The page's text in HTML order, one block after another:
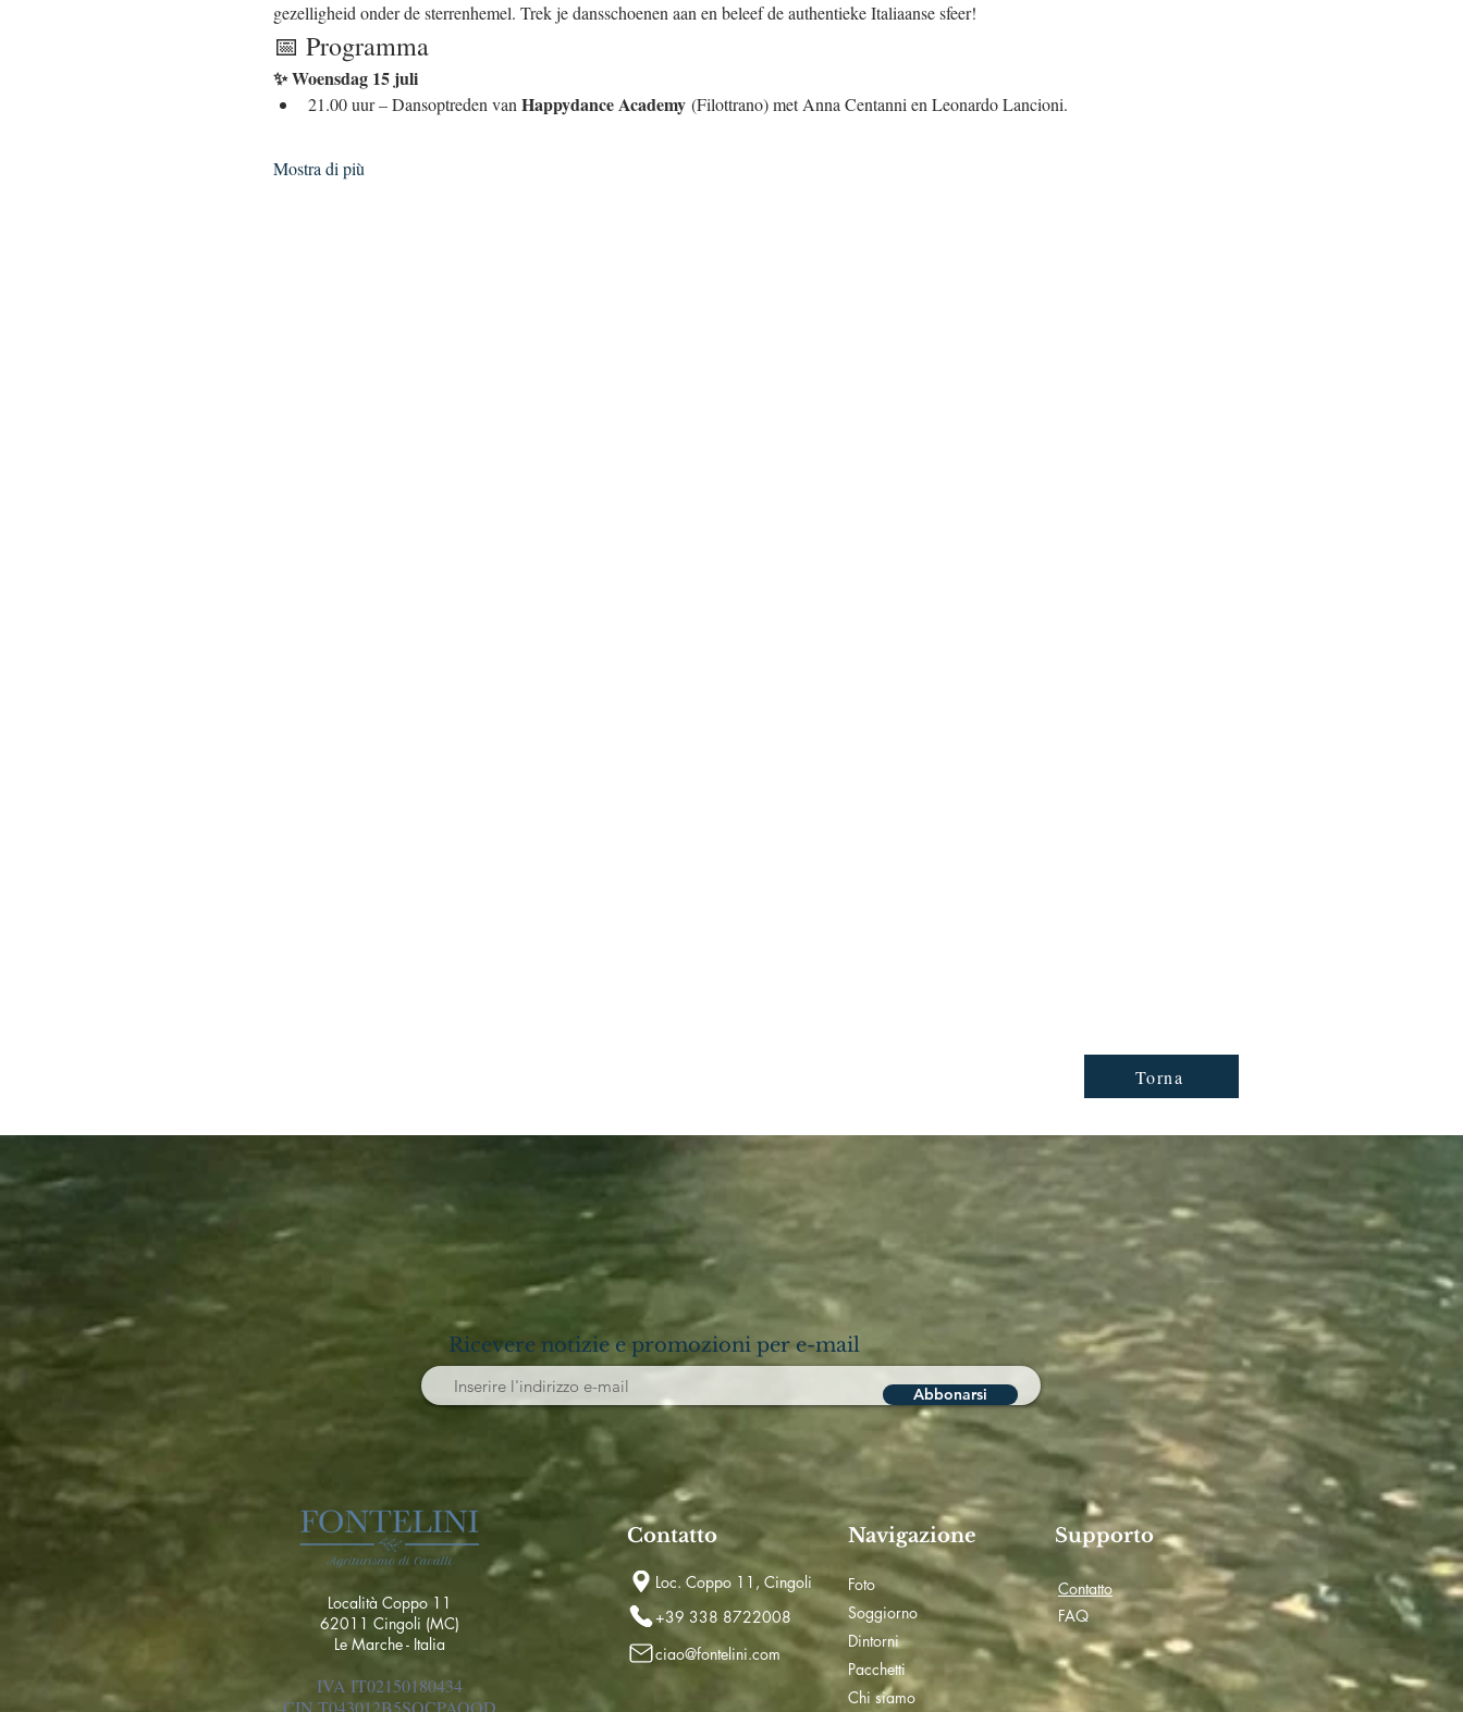
gezelligheid onder de sterrenhemel. Trek je dansschoenen aan en beleef de authentieke Italiaanse sfeer!
📅 Programma
✨ Woensdag 15 juli
21.00 uur – Dansoptreden van Happydance Academy (Filottrano) met Anna Centanni en Leonardo Lancioni.
Mostra di più
Torna
Ricevere notizie e promozioni per e-mail
Abbonarsi
Località Coppo 11
62011 Cingoli (MC)
Le Marche - Italia
IVA IT02150180434
CIN T043012B5SQCPAQQD
Contatto
Loc. Coppo 11, Cingoli
+39 338 8722008
ciao@fontelini.com
Navigazione
Foto
Soggiorno
Dintorni
Pacchetti
Chi siamo
Supporto
Contatto
FAQ